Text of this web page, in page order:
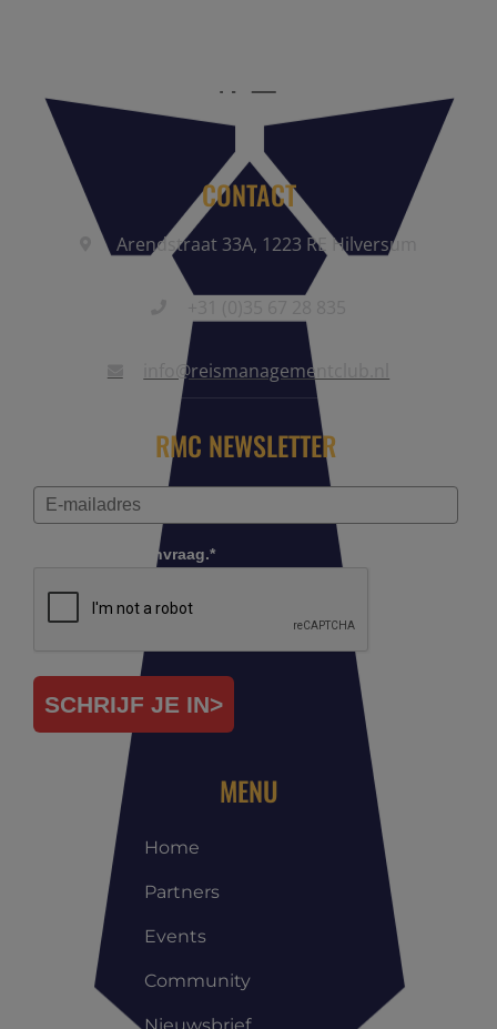
CONTACT
Arendstraat 33A, 1223 RE Hilversum
info@reismanagementclub.nl
RMC NEWSLETTER
Controleer je aanvraag.*
SCHRIJF JE IN>
MENU
Home
Partners
Events
Community